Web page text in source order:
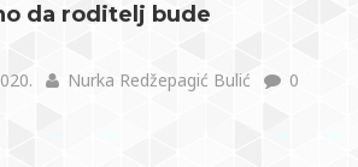
da roditelj bude
Nurka Redžepagić Bulić 0